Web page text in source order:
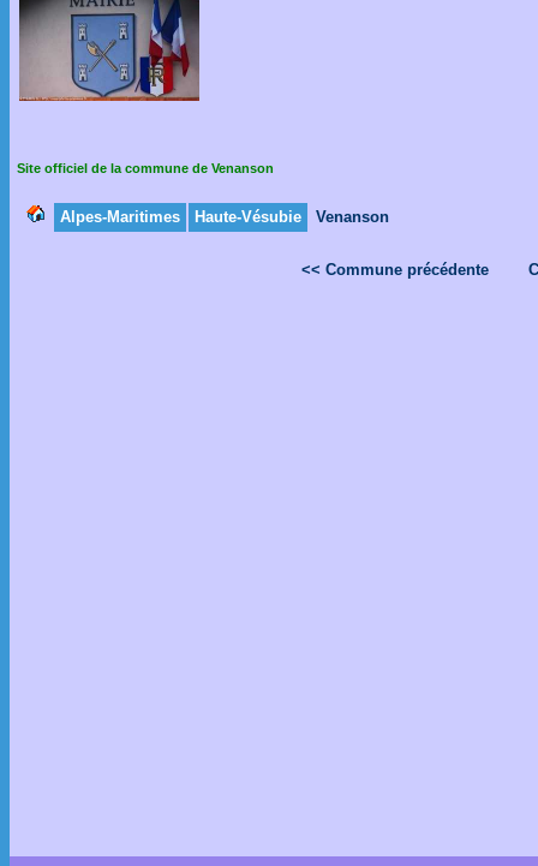
Site officiel de la commune de Venanson
Alpes-Maritimes Haute-Vésubie Venanson
<< Commune précédente